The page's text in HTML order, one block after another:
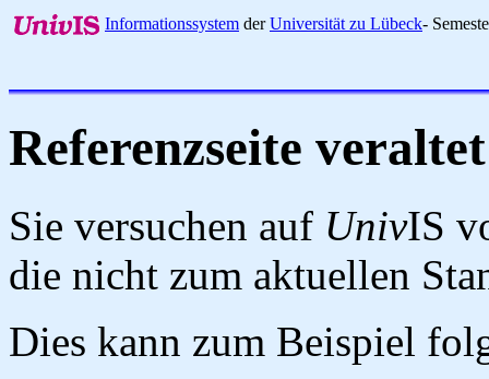
Informationssystem derUniversität zu Lübeck-
Referenzseite veraltet
Sie versuchen auf UnivIS
die nicht zum aktuellen
Dies kann zum Beispiel